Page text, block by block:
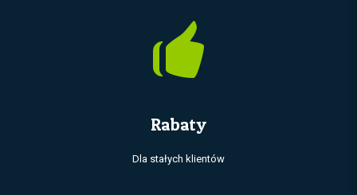
Rabaty
Dla stałych klientów